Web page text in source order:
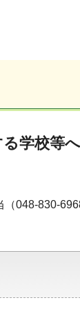
学校等
048-830-